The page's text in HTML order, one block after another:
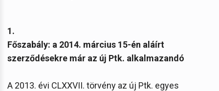
1.
Főszabály: a 2014. március 15-én aláírt
szerződésekre már az új Ptk. alkalmazandó
A 2013. évi CLXXVII. törvény az új Ptk. egyes